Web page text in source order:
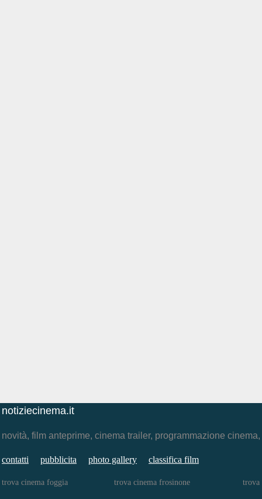
notiziecinema.it
novità, film anteprime, cinema trailer, programmazione
contatti pubblicita photo gallery classifica film
trova cinema foggia trova cinema frosinone trova